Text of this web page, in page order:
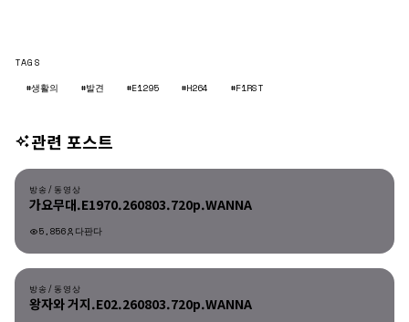
TAGS
#생활의
#발견 #E1295 #H264 #F1RST
관련 포스트
방송/동영상
방송/동영상
가요무대.E1970.260803.720p.WANNA
5,856 다판다
방송/동영상
왕자와 거지.E02.260803.720p.WANNA